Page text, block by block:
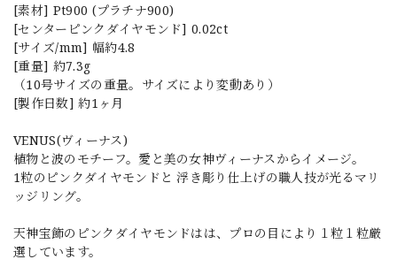
[素材] Pt900 (プラチナ900)
[センターピンクダイヤモンド] 0.02ct
[サイズ/mm] 幅約4.8
[重量] 約7.3g
（10号サイズの重量。サイズにより変動あり）
[製作日数] 約1ヶ月
VENUS(ヴィーナス)
植物と波のモチーフ。愛と美の女神ヴィーナスからイメージ。
1粒のピンクダイヤモンドと 浮き彫り仕上げの職人技が光るマリ
ッジリング。
天神宝飾のピンクダイヤモンドはは、プロの目により１粒１粒厳
選しています。